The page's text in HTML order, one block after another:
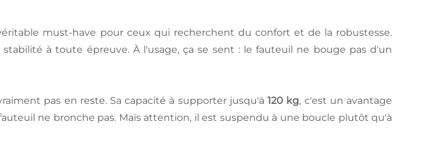
must-have pour ceux qui recherchent du confort et de la robustesse.
stabilité à toute épreuve. À l'usage, ça se sent : le fauteuil ne bouge pas d'un
pas en reste. Sa capacité à supporter jusqu'à120 kg, c'est un avantage
ne bronche pas. Mais attention, il est suspendu à une boucle plutôt qu'à